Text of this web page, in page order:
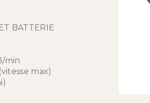
BATTERIE
min
max)